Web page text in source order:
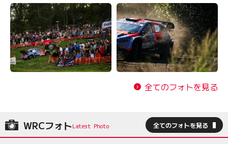
全てのフォトを見る
WRCフォト 全てのフォトを見る